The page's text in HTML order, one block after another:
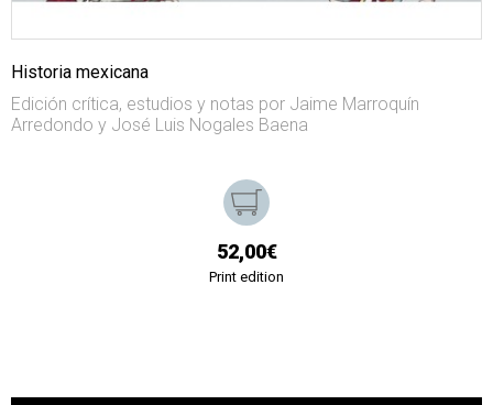
Historia mexicana
Edición crítica, estudios y notas por Jaime Marroquín
Arredondo y José Luis Nogales Baena
52,00€
Print edition